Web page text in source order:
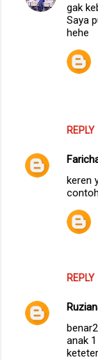
gak
Saya
hehe
REPLY
keren
REPLY
anak